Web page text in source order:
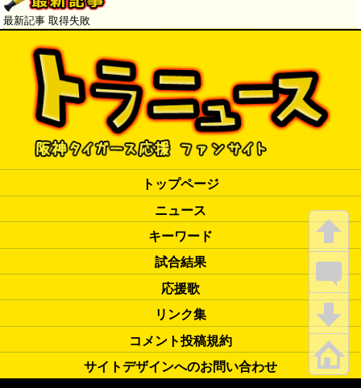
最新記事 取得失敗
トップページ
ニュース
キーワード
試合結果
応援歌
リンク集
コメント投稿規約
サイトデザインへのお問い合わせ